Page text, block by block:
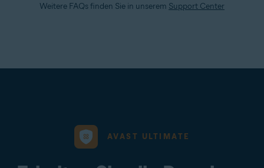
Weitere FAQs finden Sie in unserem Support Center
AVAST ULTIMATE